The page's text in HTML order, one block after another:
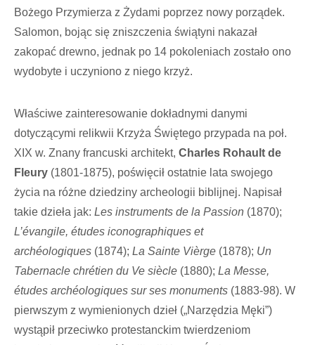
Bożego Przymierza z Żydami poprzez nowy porządek.
Salomon, bojąc się zniszczenia świątyni nakazał
zakopać drewno, jednak po 14 pokoleniach zostało ono
wydobyte i uczyniono z niego krzyż.
Właściwe zainteresowanie dokładnymi danymi
dotyczącymi relikwii Krzyża Świętego przypada na poł.
XIX w. Znany francuski architekt, Charles Rohault de
Fleury (1801-1875), poświęcił ostatnie lata swojego
życia na różne dziedziny archeologii biblijnej. Napisał
takie dzieła jak: Les instruments de la Passion (1870);
L’évangile, études iconographiques et
archéologiques (1874); La Sainte Vièrge (1878); Un
Tabernacle chrétien du Ve siècle (1880); La Messe,
études archéologiques sur ses monuments (1883-98). W
pierwszym z wymienionych dzieł („Narzędzia Męki”)
wystąpił przeciwko protestanckim twierdzeniom